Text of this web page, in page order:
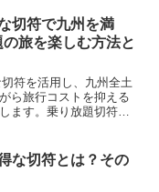
で、詳しく解説しま
切符で九州を満
旅を楽しむ方法と
符を活用し、九州全土
ら旅行コストを抑える
ます。乗り放題切符の
に楽しむための情報を
な切符とは？その